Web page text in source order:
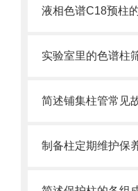
制备柱定期维护保